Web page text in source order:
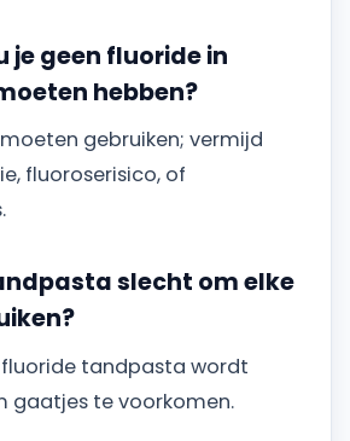
je geen fluoride in
hebben?
gebruiken; vermijd
fluoroserisico, of
slecht om elke
fluoride tandpasta wordt
gaatjes te voorkomen.